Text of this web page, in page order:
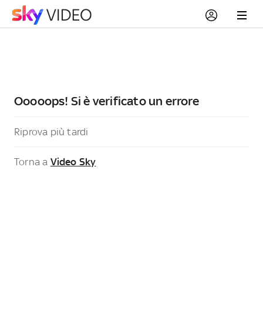
Ooooops! Si è verificato un errore
Riprova più tardi
Torna a Video Sky